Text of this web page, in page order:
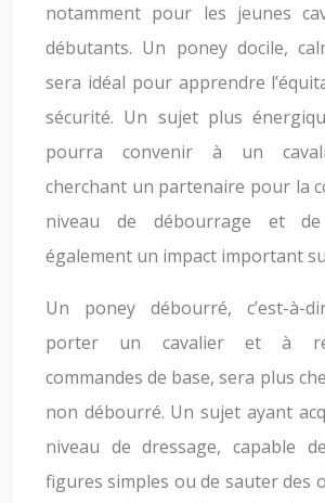
notamment pour les jeunes
débutants. Un poney docile,
sera idéal pour apprendre
sécurité. Un sujet plus
pourra convenir à un
cherchant un partenaire pour la
niveau de débourrage et
également un impact important
Un poney débourré, c’est-à-
porter un cavalier et à
commandes de base, sera plus
non débourré. Un sujet ayant
niveau de dressage, capable
figures simples ou de sauter des